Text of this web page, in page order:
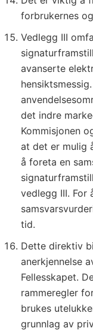
forbrukernes
Vedlegg III
avanserte
det indre
Kommisjonen
at det er mulig
å foreta en
vedlegg III. For
tid.
Dette direktiv
anerkjennelse
Fellesskapet.
rammeregler
brukes
grunnlag av